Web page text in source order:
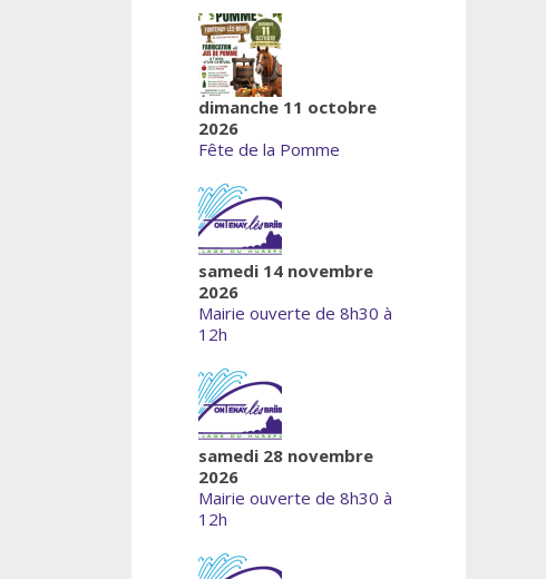
dimanche 11 octobre
2026
Fête de la Pomme
samedi 14 novembre
2026
Mairie ouverte de 8h30 à
12h
samedi 28 novembre
2026
Mairie ouverte de 8h30 à
12h